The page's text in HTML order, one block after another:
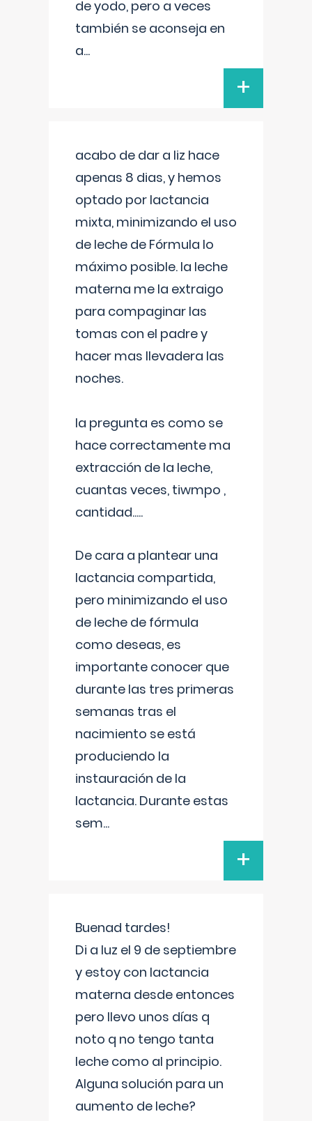
de yodo, pero a veces
también se aconseja en
a...
+
acabo de dar a liz hace
apenas 8 dias, y hemos
optado por lactancia
mixta, minimizando el uso
de leche de Fórmula lo
máximo posible. la leche
materna me la extraigo
para compaginar las
tomas con el padre y
hacer mas llevadera las
noches.
la pregunta es como se
hace correctamente ma
extracción de la leche,
cuantas veces, tiwmpo ,
cantidad.....
De cara a plantear una
lactancia compartida,
pero minimizando el uso
de leche de fórmula
como deseas, es
importante conocer que
durante las tres primeras
semanas tras el
nacimiento se está
produciendo la
instauración de la
lactancia. Durante estas
sem...
+
Buenad tardes!
Di a luz el 9 de septiembre
y estoy con lactancia
materna desde entonces
pero llevo unos días q
noto q no tengo tanta
leche como al principio.
Alguna solución para un
aumento de leche?